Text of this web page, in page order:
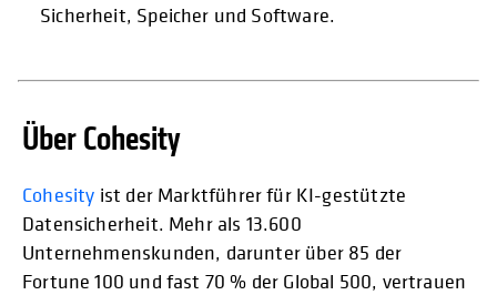
Sicherheit, Speicher und Software.
Über Cohesity
Cohesity ist der Marktführer für KI-gestützte
Datensicherheit. Mehr als 13.600
Unternehmenskunden, darunter über 85 der
Fortune 100 und fast 70 % der Global 500, vertrauen